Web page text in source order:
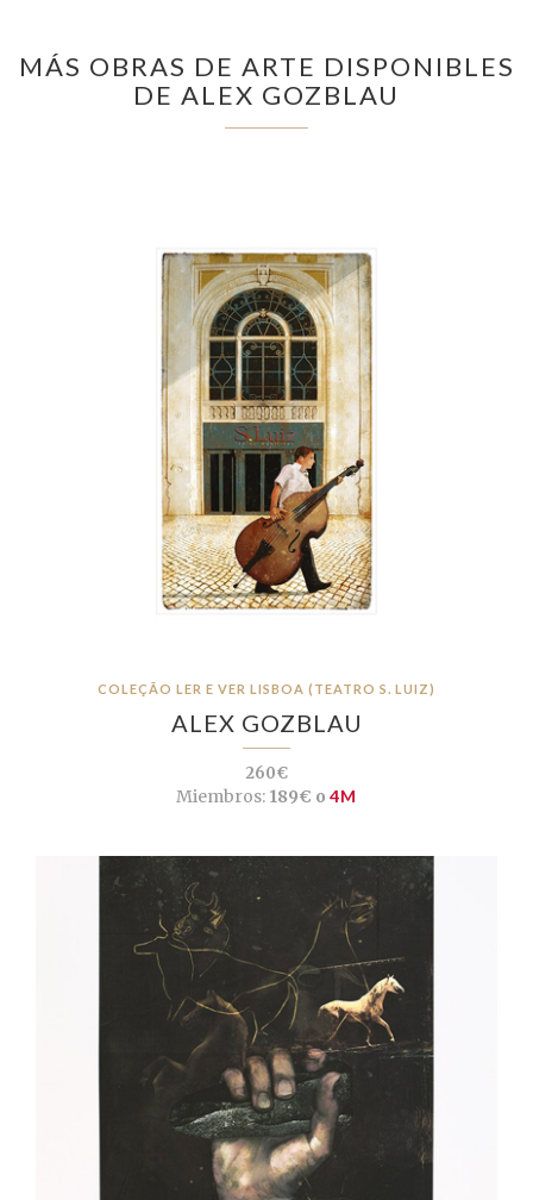
MÁS OBRAS DE ARTE DISPONIBLES
DE ALEX GOZBLAU
COLEÇÃO LER E VER LISBOA (TEATRO S. LUIZ)
ALEX GOZBLAU
260€
Miembros: 189€ o 4M